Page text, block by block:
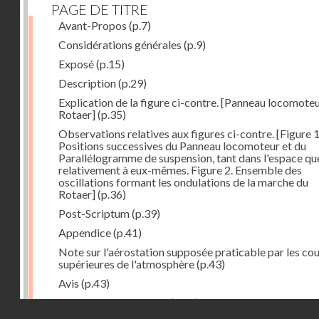
PAGE DE TITRE
Avant-Propos (p.7)
Considérations générales (p.9)
Exposé(p.15)
Description(p.29)
Explication de la figure ci-contre. [Panneau
Rotaer](p.35)
Observations relatives aux figures ci-contre. [Figure
Positions successives du Panneau locomoteur et du
Parallélogramme de suspension, tant dans l'espace
relativement à eux-mêmes. Figure 2. Ensemble des
oscillations formant les ondulations de la marche du
Rotaer](p.36)
Post-Scriptum(p.39)
Appendice(p.41)
Note sur l'aérostation supposée praticable par les
supérieures de l'atmosphère(p.43)
Avis (p.43)
Historique du système(p.44)